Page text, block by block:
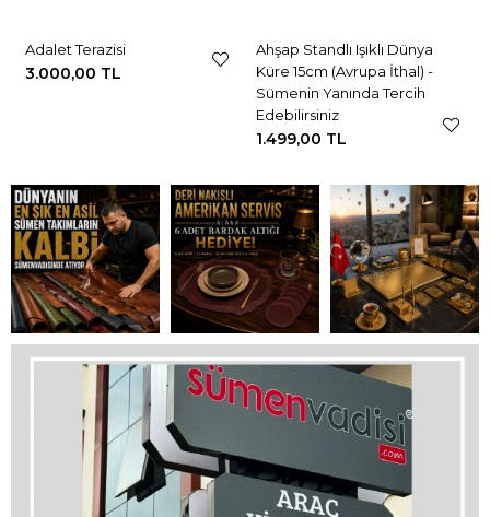
Adalet Terazisi
3.000,00 TL
Ahşap Standlı Işıklı Dünya
Küre 15cm (Avrupa İthal) -
Sümenin Yanında Tercih
Edebilirsiniz
1.499,00 TL